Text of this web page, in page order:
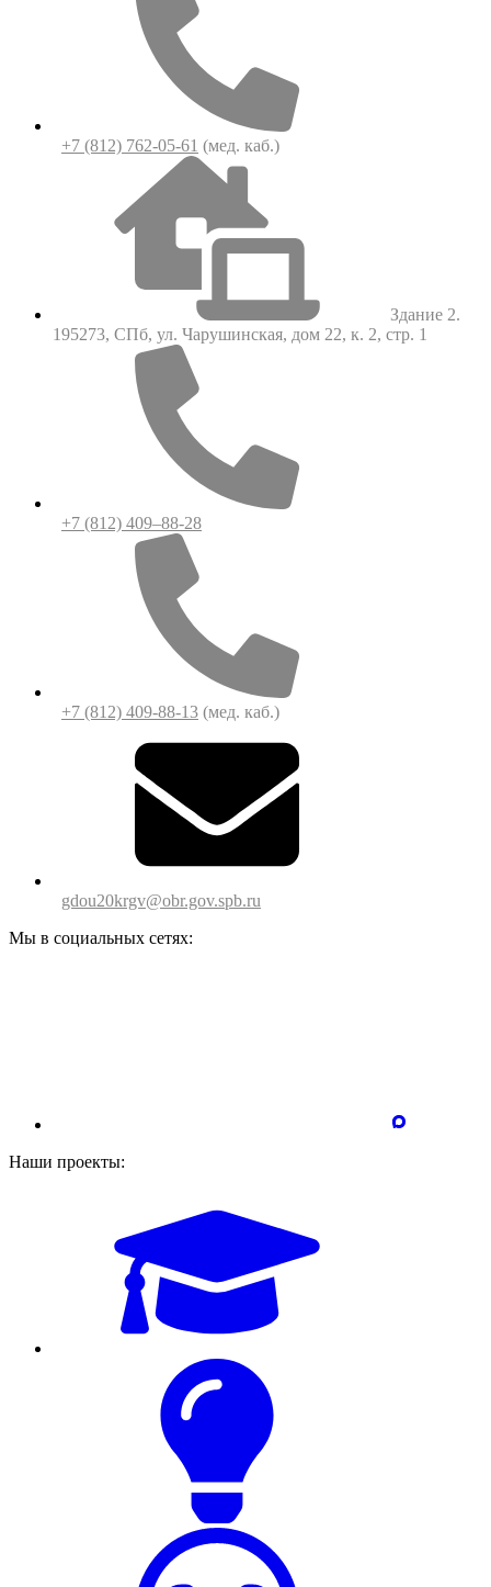
+7 (812) 762-05-61 (мед. каб.)
Здание 2.
195273, СПб, ул. Чарушинская, дом 22, к. 2, стр. 1
+7 (812) 409–88-28
+7 (812) 409-88-13 (мед. каб.)
gdou20krgv@obr.gov.spb.ru
Мы в социальных сетях:
Наши проекты: